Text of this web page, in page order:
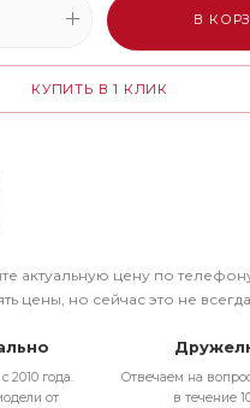
В
КУПИТЬ В 1 КЛИК
актуальную цену по
цены, но сейчас это не
2010 года.
от
Отвечаем на
в течение